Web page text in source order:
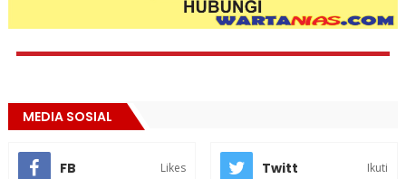
MEDIA SOSIAL
FB Likes Twitt Ikuti